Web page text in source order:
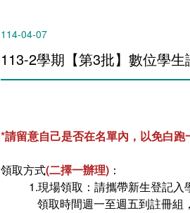
114-04-07
113-2學期【第3批】數位學
*請留意自己是否在名單內，以免白跑
領取方式(二擇一辦理) ：
1.現場領取：請攜帶新生登記入
領取時間週一至週五到註冊組